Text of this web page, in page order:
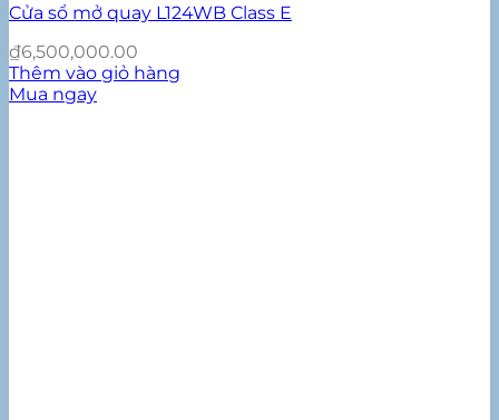
Cửa sổ mở quay L124WB Class E
₫6,500,000.00
Thêm vào giỏ hàng
Mua ngay